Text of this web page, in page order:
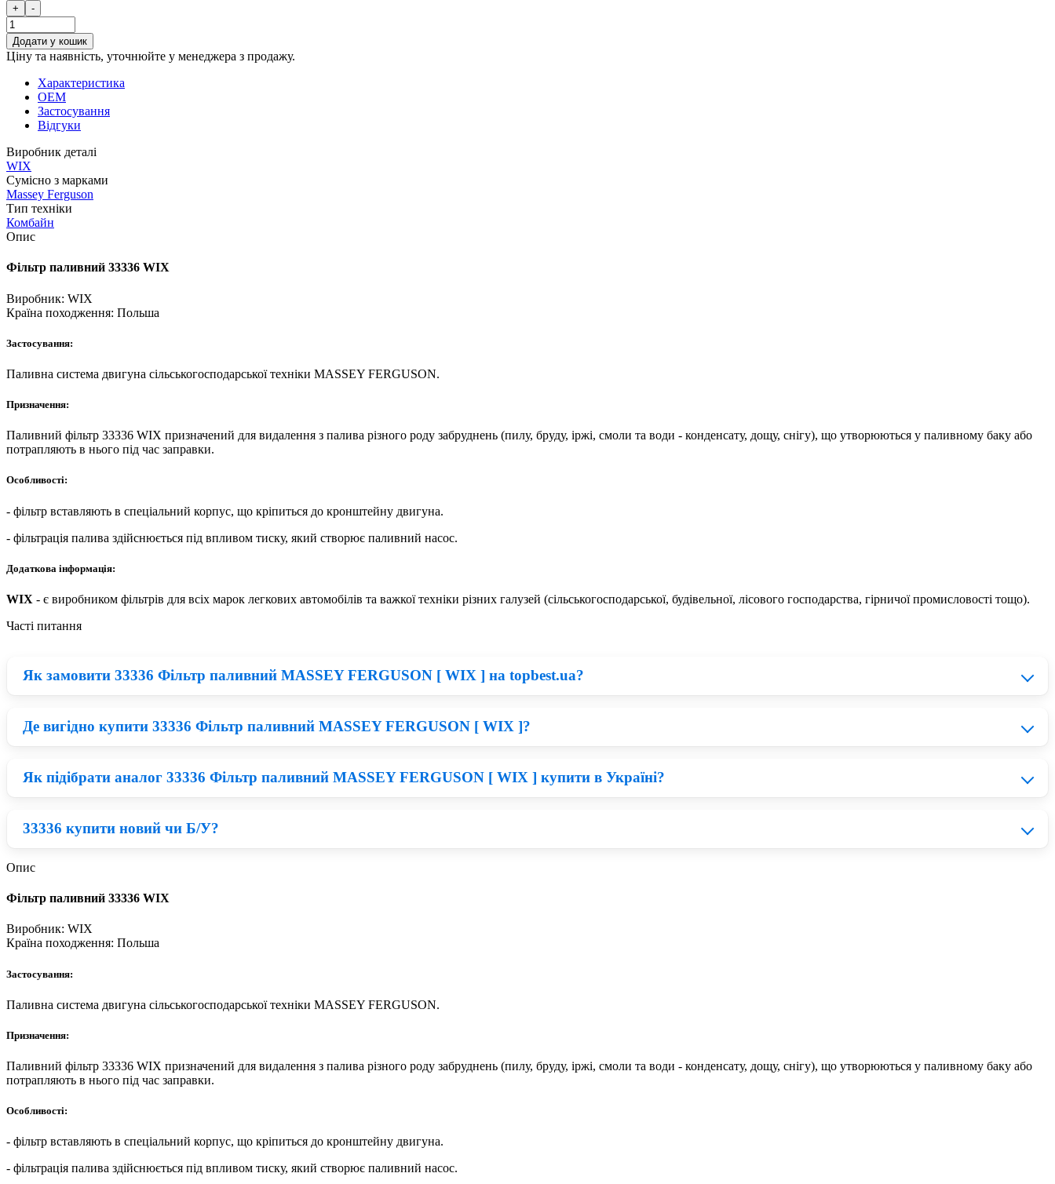
+ -
Додати у кошик
Ціну та наявність, уточнюйте у менеджера з продажу.
Характеристика
OEM
Застосування
Відгуки
Виробник деталі
WIX
Сумісно з марками
Massey Ferguson
Тип техніки
Комбайн
Опис
Фільтр паливний 33336 WIX
Виробник: WIX
Країна походження: Польша
Застосування:
Паливна система двигуна сільськогосподарської техніки MASSEY FERGUSON.
Призначення:
Паливний фільтр 33336 WIX призначений для видалення з палива різного роду забруднень (пилу, бруду, іржі, смоли та води - конденсату, дощу, снігу), що утворюються у паливному баку або
потрапляють в нього під час заправки.
Особливості:
- фільтр вставляють в спеціальний корпус, що кріпиться до кронштейну двигуна.
- фільтрація палива здійснюється під впливом тиску, який створює паливний насос.
Додаткова інформація:
WIX - є виробником фільтрів для всіх марок легкових автомобілів та важкої техніки різних галузей (сільськогосподарської, будівельної, лісового господарства, гірничої промисловості тощо).
Часті питання
Як замовити 33336 Фільтр паливний MASSEY FERGUSON [ WIX ] на topbest.ua?
Придбати 33336 можна у нашому каталозі: запчастини на Комбайн. По завершенню замовлення Вам зателефонує наш менеджер та допоможе придбати 33336 Фільтр паливний MASSEY
FERGUSON [ WIX ] по вигідній ціні з доставкою в Київ, Харків, Львів.
Де вигідно купити 33336 Фільтр паливний MASSEY FERGUSON [ WIX ]?
Зараз на ринку великий вибір запчастини на Комбайн Massey Ferguson, на перший погляд, придбати Фільтр WIX по вигідній ціні складно. На нашому сайті
представлені запчастини WIX по одній із найнижчих цін на ринку.
Як підібрати аналог 33336 Фільтр паливний MASSEY FERGUSON [ WIX ] купити в Україні?
Для того, щоб обрати якісний аналог Фільтр WIX потрібно розуміти, що дешеві деталі для техніки володіють меншим робочим запасом, найчастіше це пов'язано із низькою якістю
матеріалів. Відповідно при правильному співвідношенні ціни та якості можна придбати запчастини для Massey Ferguson по ціни в два рази нижчій від оригіналу.
33336 купити новий чи Б/У?
з ладу в короткий термін, а якщо встановити нові запчастини WIX, Ви зможете бути впевнені, що прослужать вони не один сезон.
Опис
Фільтр паливний 33336 WIX
Виробник: WIX
Країна походження: Польша
Застосування:
Паливна система двигуна сільськогосподарської техніки MASSEY FERGUSON.
Призначення:
Паливний фільтр 33336 WIX призначений для видалення з палива різного роду забруднень (пилу, бруду, іржі, смоли та води - конденсату, дощу, снігу), що утворюються у паливному баку або
потрапляють в нього під час заправки.
Особливості:
- фільтр вставляють в спеціальний корпус, що кріпиться до кронштейну двигуна.
- фільтрація палива здійснюється під впливом тиску, який створює паливний насос.